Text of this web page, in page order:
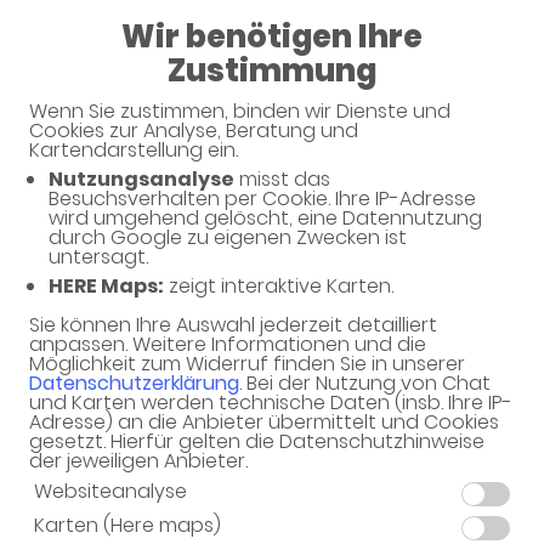
Wir benötigen Ihre
Zustimmung
Wenn Sie zustimmen, binden wir Dienste und
Cookies zur Analyse, Beratung und
Kartendarstellung ein.
Nutzungsanalyse misst das
Besuchsverhalten per Cookie. Ihre IP-Adresse
wird umgehend gelöscht, eine Datennutzung
durch Google zu eigenen Zwecken ist
untersagt.
HERE Maps: zeigt interaktive Karten.
Sie können Ihre Auswahl jederzeit detailliert
anpassen. Weitere Informationen und die
Möglichkeit zum Widerruf finden Sie in unserer
Datenschutzerklärung. Bei der Nutzung von Chat
und Karten werden technische Daten (insb. Ihre IP-
Adresse) an die Anbieter übermittelt und Cookies
gesetzt. Hierfür gelten die Datenschutzhinweise
der jeweiligen Anbieter.
Websiteanalyse
Karten (Here maps)
08:00 - 13:30
14:30 - 18:30